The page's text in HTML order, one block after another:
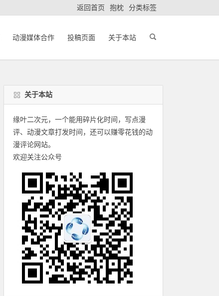
返回首页 抱枕 分类标签
动漫媒体合作 投稿页面 关于本站
关于本站
缘叶二次元，一个能用碎片化时间，写点漫
评、动漫文章打发时间，还可以赚零花钱的动
漫评论网站。
欢迎关注公众号